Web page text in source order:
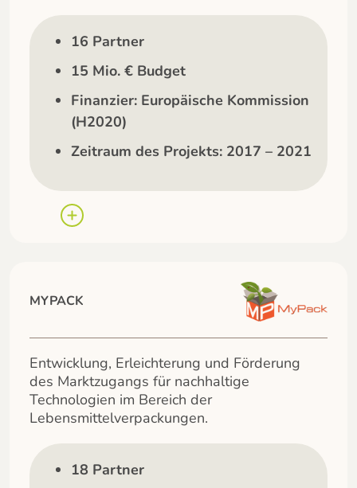
16 Partner
15 Mio. € Budget
Finanzier: Europäische Kommission
(H2020)
Zeitraum des Projekts: 2017 – 2021
MYPACK
Entwicklung, Erleichterung und Förderung
des Marktzugangs für nachhaltige
Technologien im Bereich der
Lebensmittelverpackungen.
18 Partner